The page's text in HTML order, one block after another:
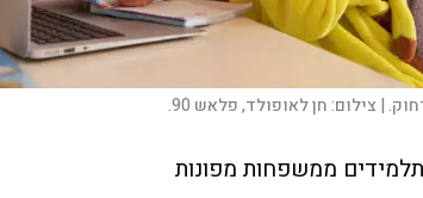
| צילום:חן לאופולד, פלאש 90.
ממשפחות מפונות